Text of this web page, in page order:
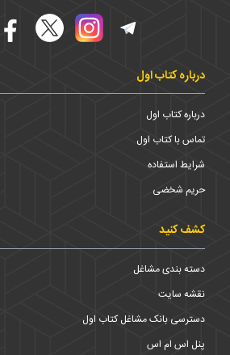
درباره کتاب اول
درباره کتاب اول
تماس با کتاب اول
شرایط استفاده
حریم شخضی
کشف کنید
دسته بندی مشاغل
نقشه سایت
دسترسی بانک مشاغل کتاب اول
پنل اس ام اس